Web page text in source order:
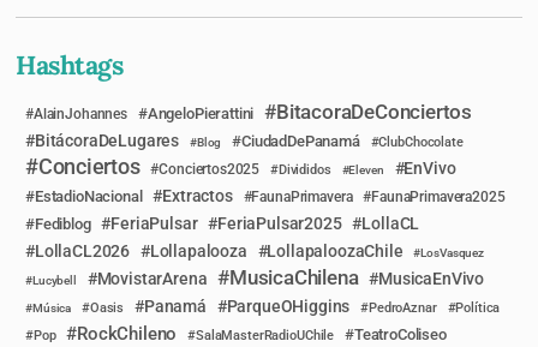
Hashtags
AlainJohannes AngeloPierattini BitacoraDeConciertos
BitácoraDeLugares Blog CiudadDePanamá ClubChocolate
Conciertos Conciertos2025 Divididos Eleven EnVivo
EstadioNacional Extractos FaunaPrimavera FaunaPrimavera2025
Fediblog FeriaPulsar FeriaPulsar2025
LollaCL
LollaCL2026
Lollapalooza LollapaloozaChile
LosVasquez
Lucybell
MovistarArena MusicaChilena MusicaEnVivo
Música Oasis Panamá ParqueOHiggins PedroAznar
Política
Pop
RockChileno SalaMasterRadioUChile TeatroColiseo